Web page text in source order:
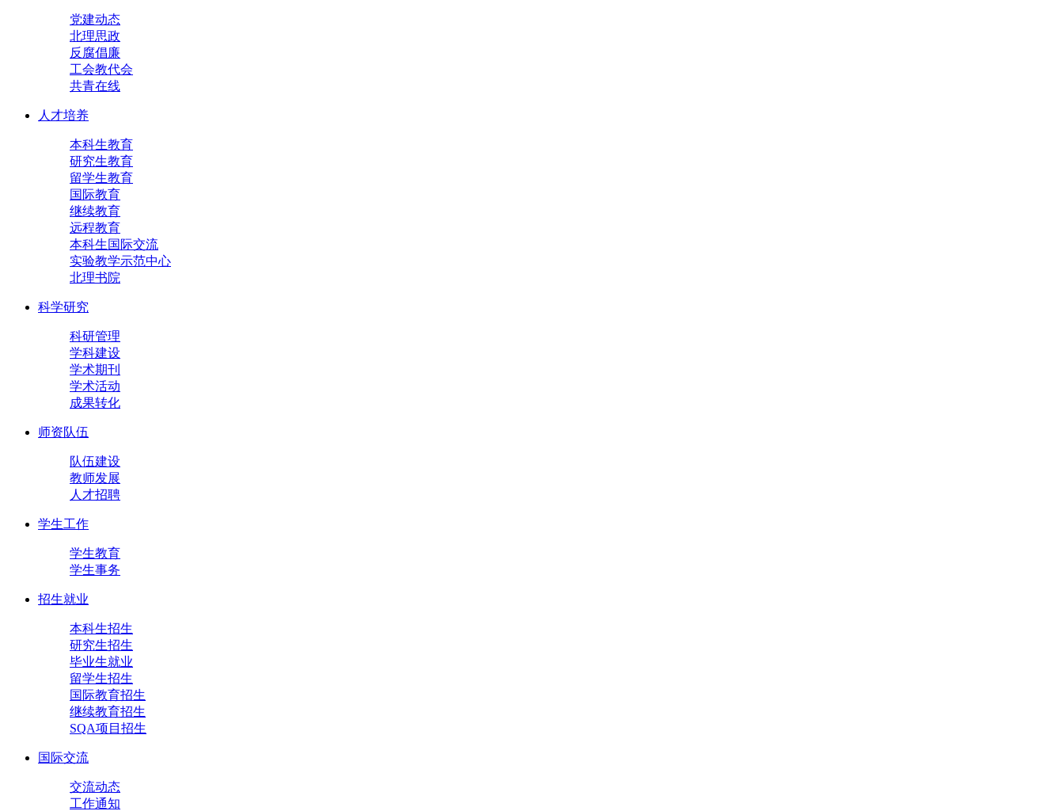
党建动态
北理思政
反腐倡廉
工会教代会
共青在线
人才培养
本科生教育
研究生教育
留学生教育
国际教育
继续教育
远程教育
本科生国际交流
实验教学示范中心
北理书院
科学研究
科研管理
学科建设
学术期刊
学术活动
成果转化
师资队伍
队伍建设
教师发展
人才招聘
学生工作
学生教育
学生事务
招生就业
本科生招生
研究生招生
毕业生就业
留学生招生
国际教育招生
继续教育招生
SQA项目招生
国际交流
交流动态
工作通知